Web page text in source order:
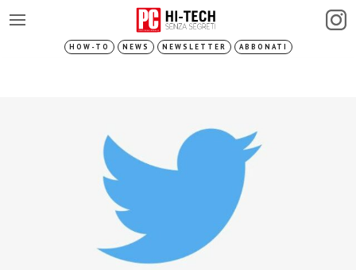
HOW-TO NEWS NEWSLETTER ABBONATI